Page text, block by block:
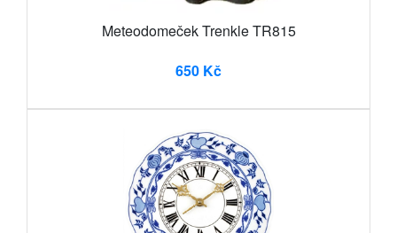
Meteodomeček Trenkle TR815
650 Kč